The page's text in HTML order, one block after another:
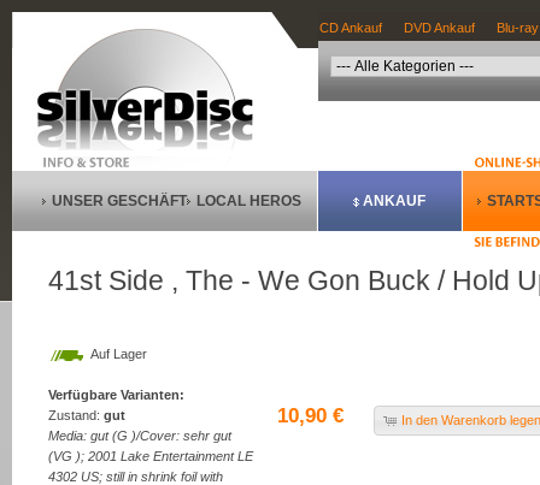
CD Ankauf DVD Ankauf Blu-
UNSER GESCHÄFT LOCAL HEROS ANKAUF
41st Side , The - We Gon Buck / Hold
Auf Lager
Verfügbare Varianten:
Zustand: gut
Media: gut (G )/Cover: sehr gut
(VG ); 2001 Lake Entertainment LE
4302 US; still in shrink foil with
10,90 € In den Warenkorb